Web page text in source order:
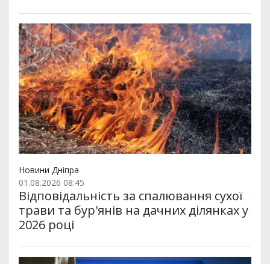
Новини Дніпра
01.08.2026 08:45
Відповідальність за спалювання сухої
трави та бур'янів на дачних ділянках у
2026 році